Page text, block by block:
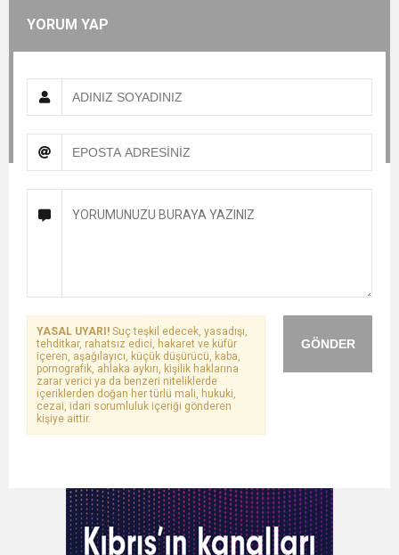
YORUM YAP
GÖNDER
YASAL UYARI! Suç teşkil edecek, yasadışı,
tehditkar, rahatsız edici, hakaret ve küfür
içeren, aşağılayıcı, küçük düşürücü, kaba,
pornografik, ahlaka aykırı, kişilik haklarına
zarar verici ya da benzeri niteliklerde
içeriklerden doğan her türlü mali, hukuki,
cezai, idari sorumluluk içeriği gönderen
kişiye aittir.